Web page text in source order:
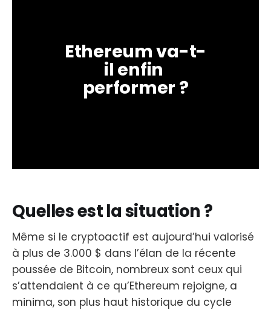
Ethereum va-t-
il enfin
performer ?
Quelles est la situation ?
Même si le cryptoactif est aujourd’hui valorisé
à plus de 3.000 $ dans l’élan de la récente
poussée de Bitcoin, nombreux sont ceux qui
s’attendaient à ce qu’Ethereum rejoigne, a
minima, son plus haut historique du cycle